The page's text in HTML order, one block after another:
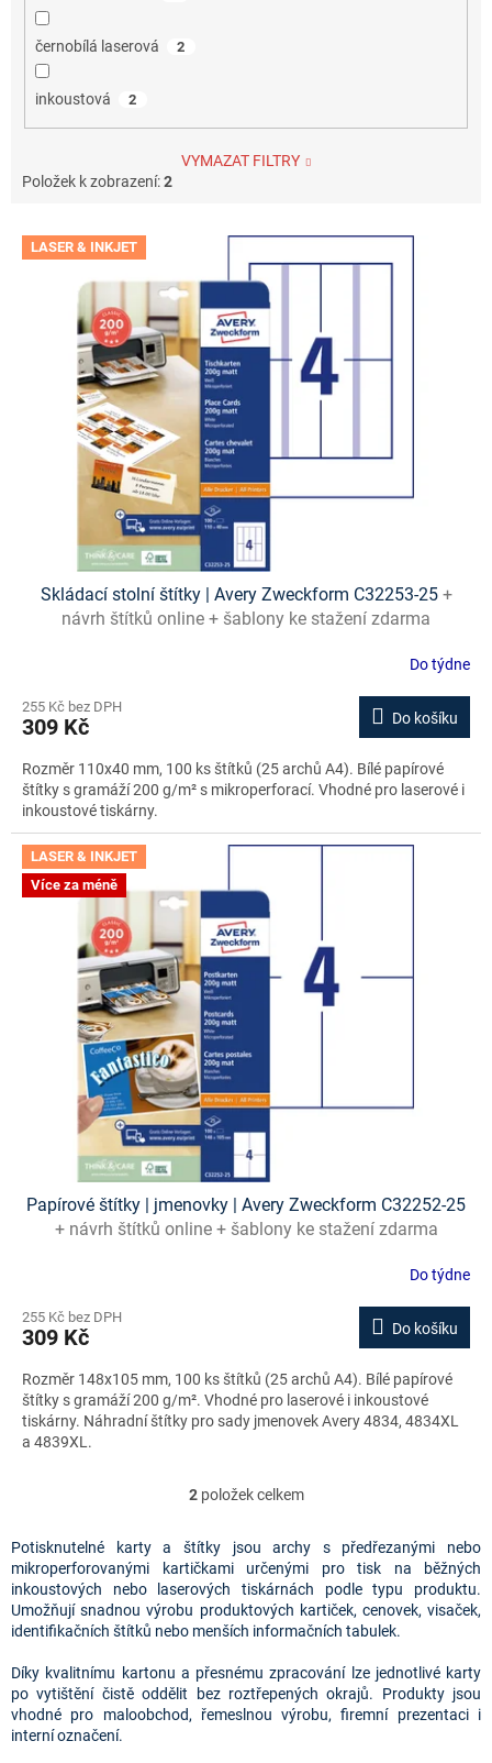
černobílá laserová 2
inkoustová 2
VYMAZAT FILTRY
Položek k zobrazení:2
V LASER & INKJET
Skládací stolní štítky | Avery Zweckform C32253-25 +
návrh štítků online + šablony ke stažení zdarma
Do týdne
255 Kč bez DPH
309 Kč Do košíku
Rozměr 110x40 mm, 100 ks štítků (25 archů A4). Bílé papírové
štítky s gramáží 200 g/m² s mikroperforací. Vhodné pro laserové i
inkoustové tiskárny.
LASER & INKJET
Více za méně
Papírové štítky | jmenovky | Avery Zweckform C32252-25
+ návrh štítků online + šablony ke stažení zdarma
Do týdne
255 Kč bez DPH
309 Kč Do košíku
Rozměr 148x105 mm, 100 ks štítků (25 archů A4). Bílé papírové
štítky s gramáží 200 g/m². Vhodné pro laserové i inkoustové
tiskárny. Náhradní štítky pro sady jmenovek Avery 4834, 4834XL
a 4839XL.
O
l
á
d
a
c
p
r
v
2položek celkem
Potisknutelné karty a štítky jsou archy s předřezanými nebo
mikroperforovanými kartičkami určenými pro tisk na běžných
inkoustových nebo laserových tiskárnách podle typu produktu.
Umožňují snadnou výrobu produktových kartiček, cenovek, visaček,
identifikačních štítků nebo menších informačních tabulek.
Díky kvalitnímu kartonu a přesnému zpracování lze jednotlivé karty
po vytištění čistě oddělit bez roztřepených okrajů. Produkty jsou
vhodné pro maloobchod, řemeslnou výrobu, firemní prezentaci i
interní označení.